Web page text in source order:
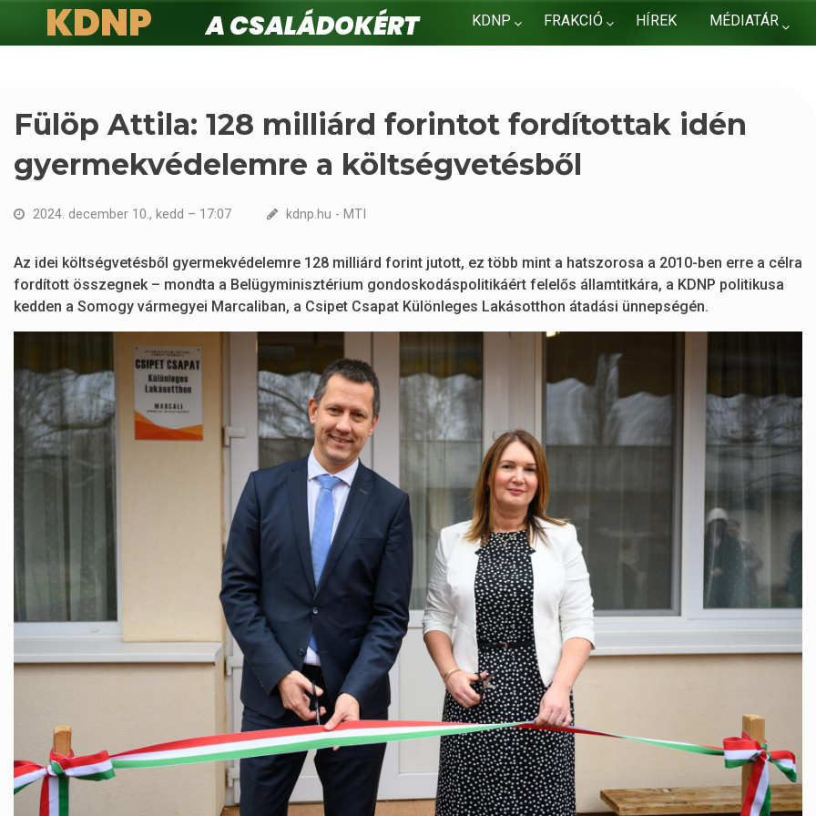
KDNP FRAKCIÓ HÍREK MÉDIATÁR
KDNP
A családokért.
Fülöp Attila: 128 milliárd forintot fordítottak idén
gyermekvédelemre a költségvetésből
2024. december 10., kedd – 17:07 kdnp.hu - MTI
Az idei költségvetésből gyermekvédelemre 128 milliárd forint jutott, ez több mint a hatszorosa a 2010-ben erre a célra
fordított összegnek – mondta a Belügyminisztérium gondoskodáspolitikáért felelős államtitkára, a KDNP politikusa
kedden a Somogy vármegyei Marcaliban, a Csipet Csapat Különleges Lakásotthon átadási ünnepségén.